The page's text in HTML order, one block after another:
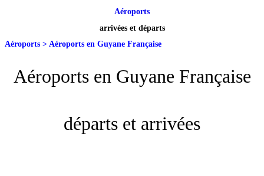
Aéroports
arrivées et départs
Aéroports > Aéroports en Guyane Française
Aéroports en Guyane Française
départs et arrivées